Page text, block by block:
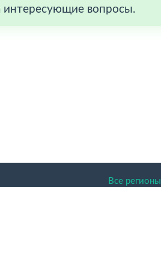
интересующие вопросы.
Все регионы